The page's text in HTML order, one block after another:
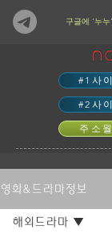
구글에 '누
#1사
#2사
주소
영화&드라마정보
해외드라마